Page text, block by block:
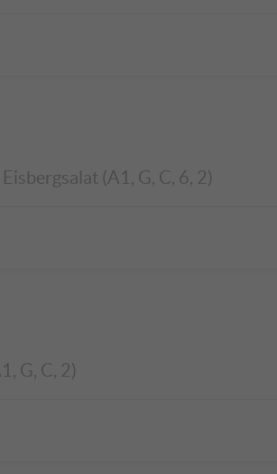
(A1, G, C, 6, 2)
G, C, 2)